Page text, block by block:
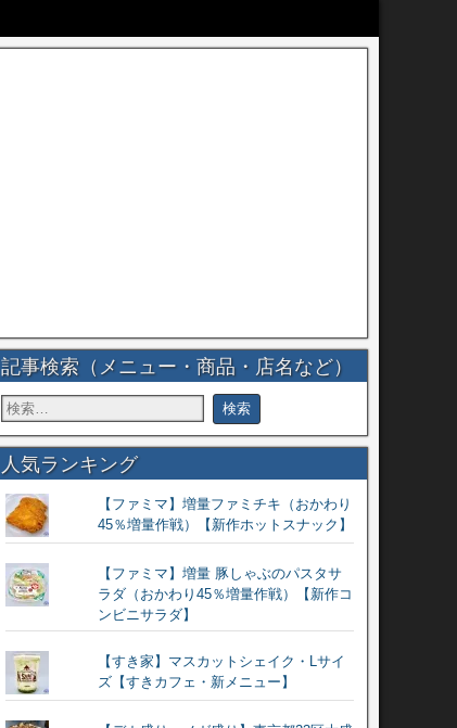
記事検索（メニュー・商品・店名など）
人気ランキング
【ファミマ】増量ファミチキ（おかわり
45％増量作戦）【新作ホットスナック】
【ファミマ】増量 豚しゃぶのパスタサ
ラダ（おかわり45％増量作戦）【新作コ
ンビニサラダ】
【すき家】マスカットシェイク・Lサイ
ズ【すきカフェ・新メニュー】